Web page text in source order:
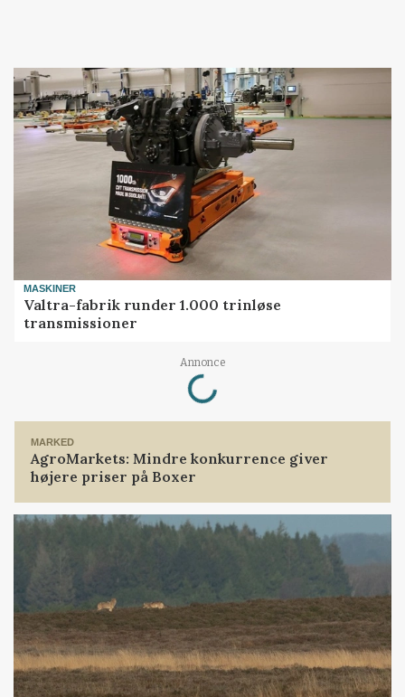
MASKINER
Valtra-fabrik runder 1.000 trinløse
transmissioner
Annonce
Loading...
MARKED
AgroMarkets: Mindre konkurrence giver
højere priser på Boxer